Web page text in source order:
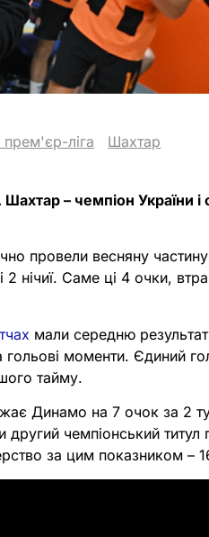
ліга Шахтар
– чемпіон України
провели весняну
нічиї. Саме ці 4 очки,
мали середню
гольові моменти. Єдиний
тайму.
Динамо на 7 очок за 2
чемпіонський титул
за цим показником –